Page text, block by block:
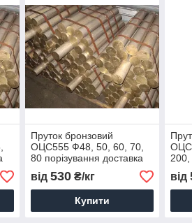
Пруток бронзовий
ОЦС555 Ф48, 50, 60, 70,
80 порізування доставка
купити ціна
від 530₴/кг
Купити
200,
від